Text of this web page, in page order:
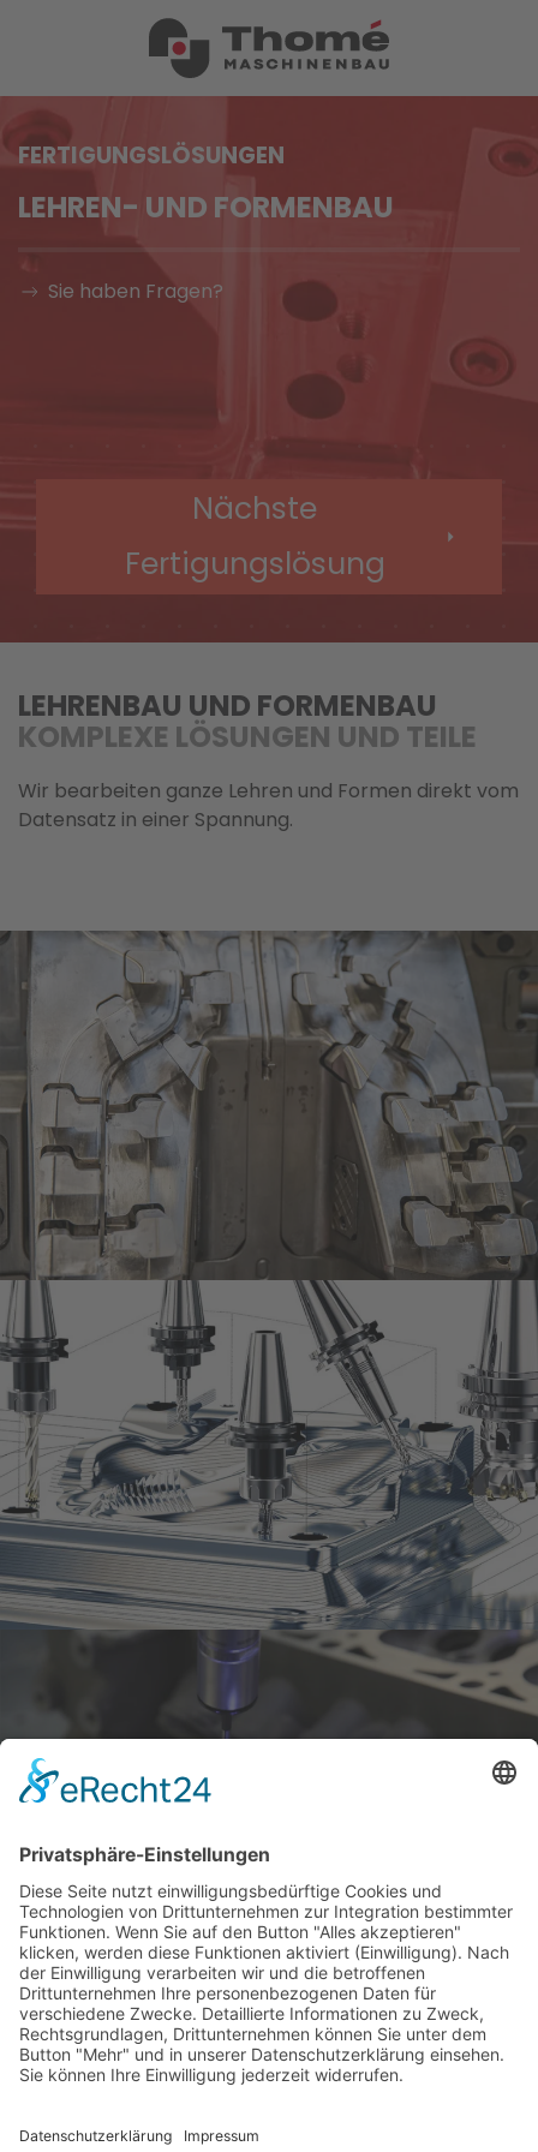
FERTIGUNGSLÖSUNGEN
LEHREN- UND FORMENBAU
Sie haben Fragen?
Nächste
Fertigungslösung
LEHRENBAU UND FORMENBAU
KOMPLEXE LÖSUNGEN UND TEILE
Wir bearbeiten ganze Lehren und Formen direkt vom
Datensatz in einer Spannung.